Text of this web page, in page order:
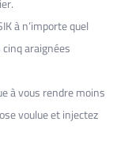
à n’importe quel
araignées
à vous rendre moins
voulue et injectez